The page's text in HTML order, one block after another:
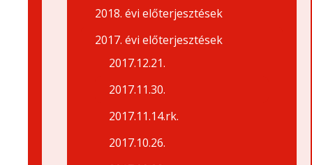
2018. évi előterjesztések
2017. évi előterjesztések
2017.12.21.
2017.11.30.
2017.11.14.rk.
2017.10.26.